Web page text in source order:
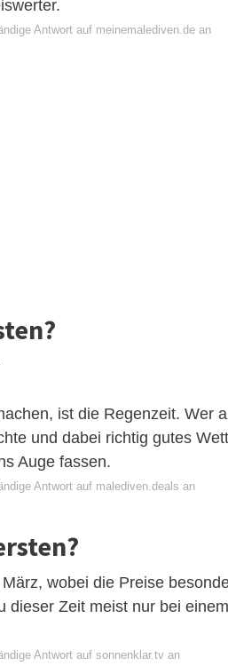
Antwort auf meinemalediven.de an
ist die Regenzeit. Wer
und dabei richtig gutes
Auge fassen.
Antwort auf malediven.deals an
wobei die Preise
dieser Zeit meist nur bei
Antwort auf sonnenklar.tv an